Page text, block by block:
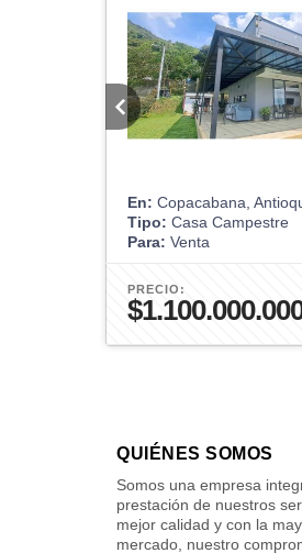
En: Copacabana,
Tipo: Casa Campestre
Para: Venta
PRECIO:
QUIÉNES SOMOS
Somos una empresa
prestación de nuestros
mejor calidad y con la
mercado, nuestro